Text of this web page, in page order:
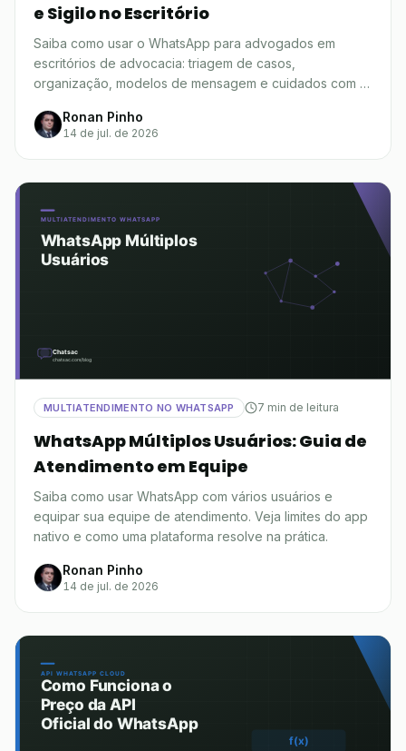
e Sigilo no Escritório
Saiba como usar o WhatsApp para advogados em
escritórios de advocacia: triagem de casos,
organização, modelos de mensagem e cuidados com a
Ronan Pinho
14 de jul. de 2026
MULTIATENDIMENTO NO WHATSAPP 7 min de leitura
WhatsApp Múltiplos Usuários: Guia de
Atendimento em Equipe
Saiba como usar WhatsApp com vários usuários e
equipar sua equipe de atendimento. Veja limites do app
nativo e como uma plataforma resolve na prática.
Ronan Pinho
14 de jul. de 2026